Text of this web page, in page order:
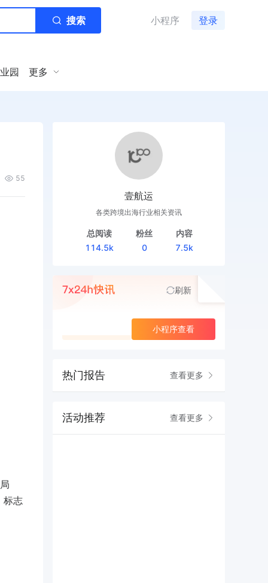
搜索 小程序 登录
园 更多
55
标志
壹航运
各类跨境出海行业相关资讯
总阅读
114.5k
粉丝
0
内容
7.5k
刷新
小程序查看
热门报告 查看更多
活动推荐 查看更多